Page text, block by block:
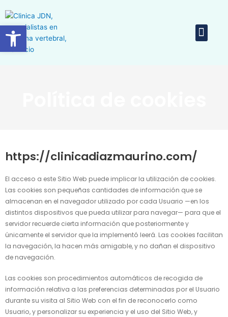
contenido
https://clinicadiazmaurino.com/
El acceso a este Sitio Web puede implicar la utilización de cookies.
Las cookies son pequeñas cantidades de información que se
almacenan en el navegador utilizado por cada Usuario —en los
distintos dispositivos que pueda utilizar para navegar— para que el
servidor recuerde cierta información que posteriormente y
únicamente el servidor que la implementó leerá. Las cookies facilitan
la navegación, la hacen más amigable, y no dañan el dispositivo
de navegación.
Las cookies son procedimientos automáticos de recogida de
información relativa a las preferencias determinadas por el Usuario
durante su visita al Sitio Web con el fin de reconocerlo como
Usuario, y personalizar su experiencia y el uso del Sitio Web, y
Abrir barra de herramientas